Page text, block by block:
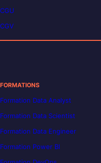
CGU
CGV
FORMATIONS
Formation Data Analyst
Formation Data Scientist
Formation Data Engineer
Formation Power BI